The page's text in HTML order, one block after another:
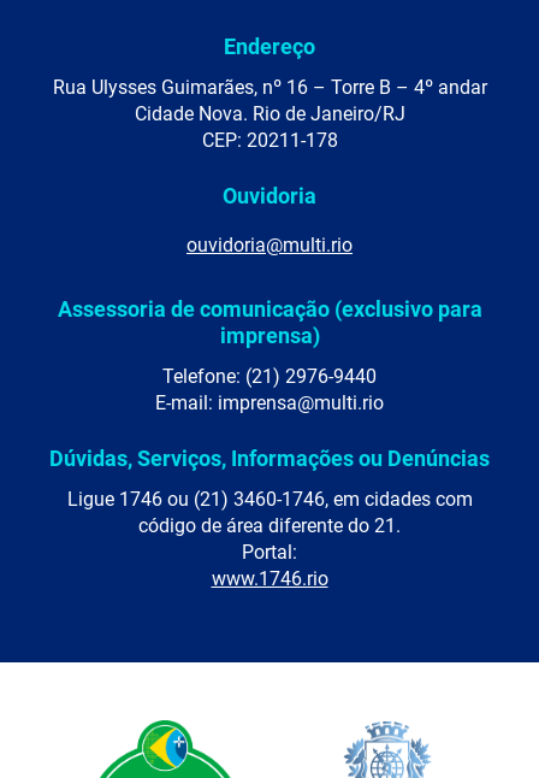
Endereço
Rua Ulysses Guimarães, nº 16 – Torre B – 4º andar
Cidade Nova. Rio de Janeiro/RJ
CEP: 20211-178
Ouvidoria
ouvidoria@multi.rio
Assessoria de comunicação (exclusivo para
imprensa)
Telefone: (21) 2976-9440
E-mail: imprensa@multi.rio
Dúvidas, Serviços, Informações ou Denúncias
Ligue 1746 ou (21) 3460-1746, em cidades com
código de área diferente do 21.
Portal:
www.1746.rio